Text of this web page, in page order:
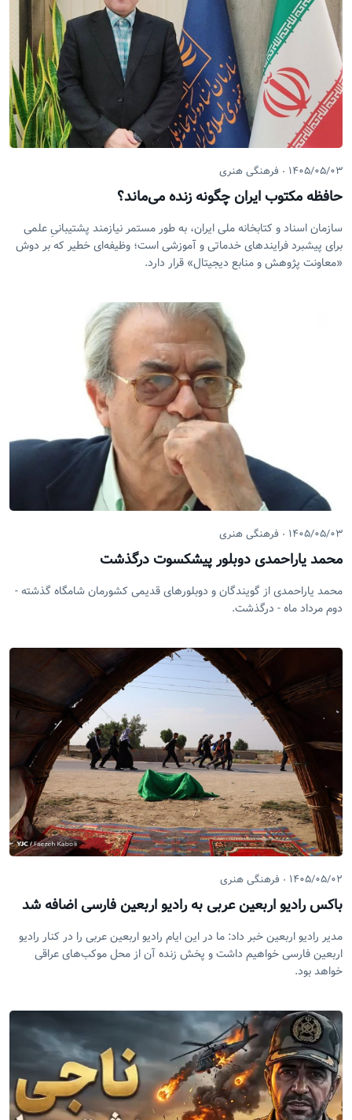
۱۴۰۵/۰۵/۰۳ فرهنگی هنری
حافظه مکتوب ایران چگونه زنده می‌ماند؟
سازمان اسناد و کتابخانه ملی ایران، به طور مستمر نیازمند پشتیبانیِ علمی
برای پیشبرد فرایندهای خدماتی و آموزشی است؛ وظیفه‌ای خطیر که بر دوش
«معاونت پژوهش و منابع دیجیتال» قرار دارد.
۱۴۰۵/۰۵/۰۳ فرهنگی هنری
محمد یاراحمدی دوبلور پیشکسوت درگذشت
محمد یاراحمدی از گویندگان و دوبلورهای قدیمی کشورمان شامگاه گذشته -
دوم مرداد ماه - درگذشت.
۱۴۰۵/۰۵/۰۲ فرهنگی هنری
باکس رادیو اربعین عربی به رادیو اربعین فارسی اضافه شد
مدیر رادیو اربعین خبر داد: ما در این ایام رادیو اربعین عربی را در کنار رادیو
اربعین فارسی خواهیم داشت و پخش زنده آن از محل موکب‌های عراقی
خواهد بود.